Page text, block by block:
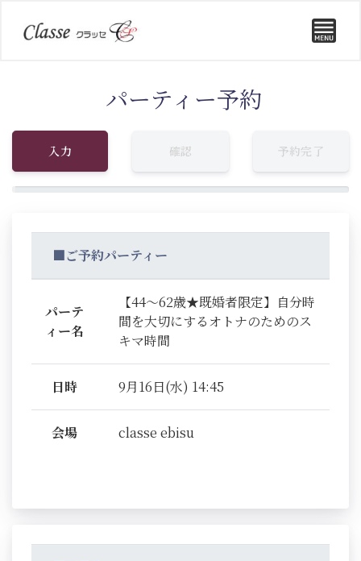
パーティー予約
入力 確認 予約完了
■ご予約パーティー
パーテ
ィー名
【44～62歳★既婚者限定】自分時
間を大切にするオトナのためのス
キマ時間
日時 9月16日(水) 14:45
会場 classe ebisu